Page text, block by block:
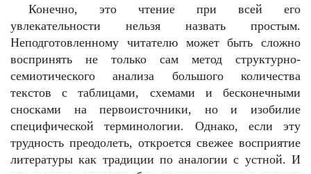
Конечно, это чтение при всей его
увлекательности нельзя назвать простым.
Неподготовленному читателю может быть сложно
воспринять не только сам метод структурно-
семиотического анализа большого количества
текстов с таблицами, схемами и бесконечными
сносками на первоисточники, но и изобилие
специфической терминологии. Однако, если эту
трудность преодолеть, откроется свежее восприятие
литературы как традиции по аналогии с устной. И